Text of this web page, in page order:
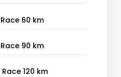
60 km
90 km
120 km